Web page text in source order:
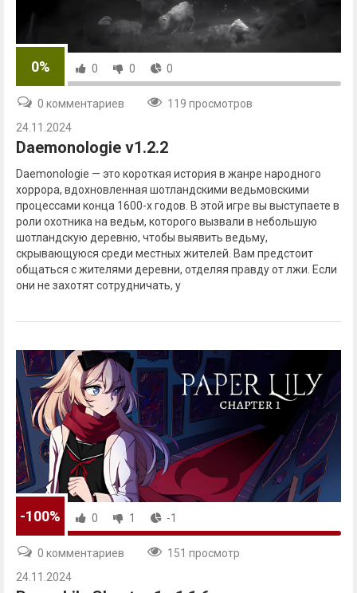
0% 0 0 0
0 комментариев
119 просмотров
24.11.2024
Daemonologie v1.2.2
Daemonologie — это короткая история в жанре народного
хоррора, вдохновленная шотландскими ведьмовскими
процессами конца 1600-х годов. В этой игре вы выступаете в
роли охотника на ведьм, которого вызвали в небольшую
шотландскую деревню, чтобы выявить ведьму,
скрывающуюся среди местных жителей. Вам предстоит
общаться с жителями деревни, отделяя правду от лжи. Если
они не захотят сотрудничать, у
-100% 0 1 -1
0 комментариев
151 просмотр
24.11.2024